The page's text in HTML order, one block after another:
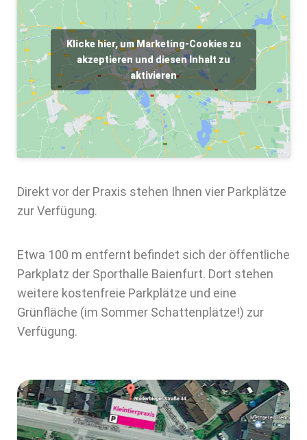
Klicke hier, um Marketing-Cookies zu
akzeptieren und diesen Inhalt zu
aktivieren
Direkt vor der Praxis stehen Ihnen vier Parkplätze
zur Verfügung.
Etwa 100 m entfernt befindet sich der öffentliche
Parkplatz der Sporthalle Baienfurt. Dort stehen
weitere kostenfreie Parkplätze und eine
Grünfläche (im Sommer Schattenplätze!) zur
Verfügung.